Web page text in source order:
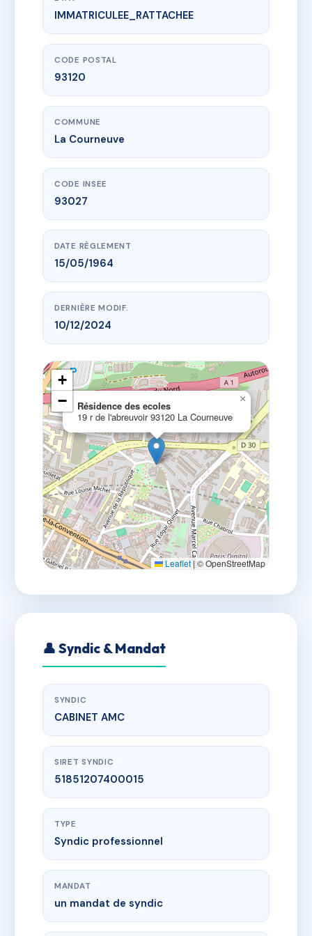
www.vme.plus/AC6619837
Résidence des ecoles
19 r de l'abreuvoir
IMMATRICULEE_RATTACHEE
CODE POSTAL
93120
COMMUNE
La Courneuve
CODE INSEE
93027
DATE RÈGLEMENT
15/05/1964
DERNIÈRE MODIF.
10/12/2024
Résidence des ecoles
19 r de l'abreuvoir 93120 La Courneuve
×
+
−
Leaflet|© OpenStreetMap
👤 Syndic & Mandat
SYNDIC
CABINET AMC
SIRET SYNDIC
51851207400015
TYPE
Syndic professionnel
MANDAT
un mandat de syndic